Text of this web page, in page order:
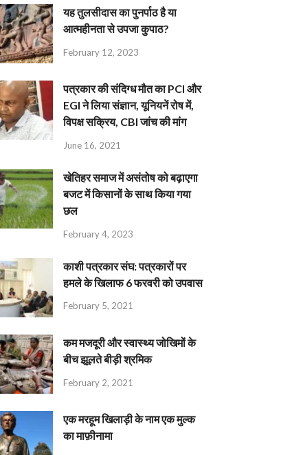
यह तुलसीदास का पुनर्पाठ है या
आत्महीनता से उपजा कुपाठ?
February 12, 2023
पत्रकार की संदिग्ध मौत का PCI और
EGI ने लिया संज्ञान, यूनियनें रोष में,
विपक्ष सक्रिय, CBI जांच की मांग
June 16, 2021
खेतिहर समाज में असंतोष को बढ़ाएगा
बजट में किसानों के साथ किया गया
छल
February 4, 2023
काशी पत्रकार संघ: पत्रकारों पर
हमले के खिलाफ 6 फरवरी को उपवास
February 5, 2021
कम मजदूरी और स्वास्थ्य जोखिमों के
बीच झूलते बीड़ी श्रमिक
February 2, 2021
एक मरहूम खिलाड़ी के नाम एक मुल्क
का माफ़ीनामा